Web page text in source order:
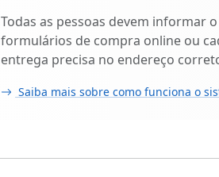
Todas as pessoas devem informar
formulários de compra online ou
entrega precisa no endereço
Saiba mais sobre como funciona o